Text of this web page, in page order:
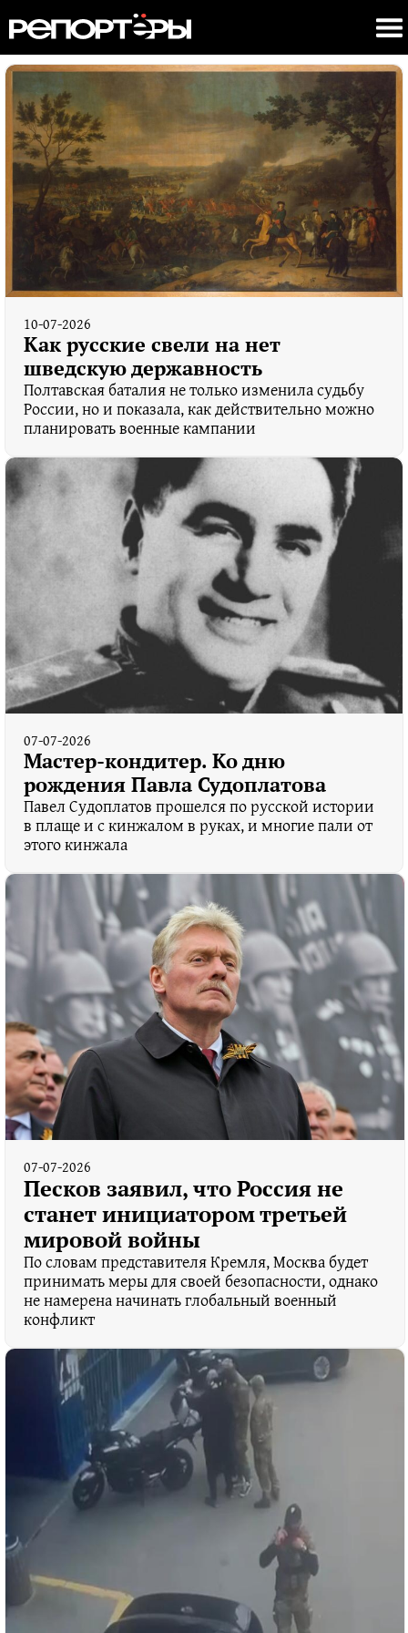
10-07-2026
Как русские свели на нет
шведскую державность
Полтавская баталия не только изменила судьбу
России, но и показала, как действительно можно
планировать военные кампании
07-07-2026
Мастер-кондитер. Ко дню
рождения Павла Судоплатова
Павел Судоплатов прошелся по русской истории
в плаще и с кинжалом в руках, и многие пали от
этого кинжала
07-07-2026
Песков заявил, что Россия не
станет инициатором третьей
мировой войны
По словам представителя Кремля, Москва будет
принимать меры для своей безопасности, однако
не намерена начинать глобальный военный
конфликт